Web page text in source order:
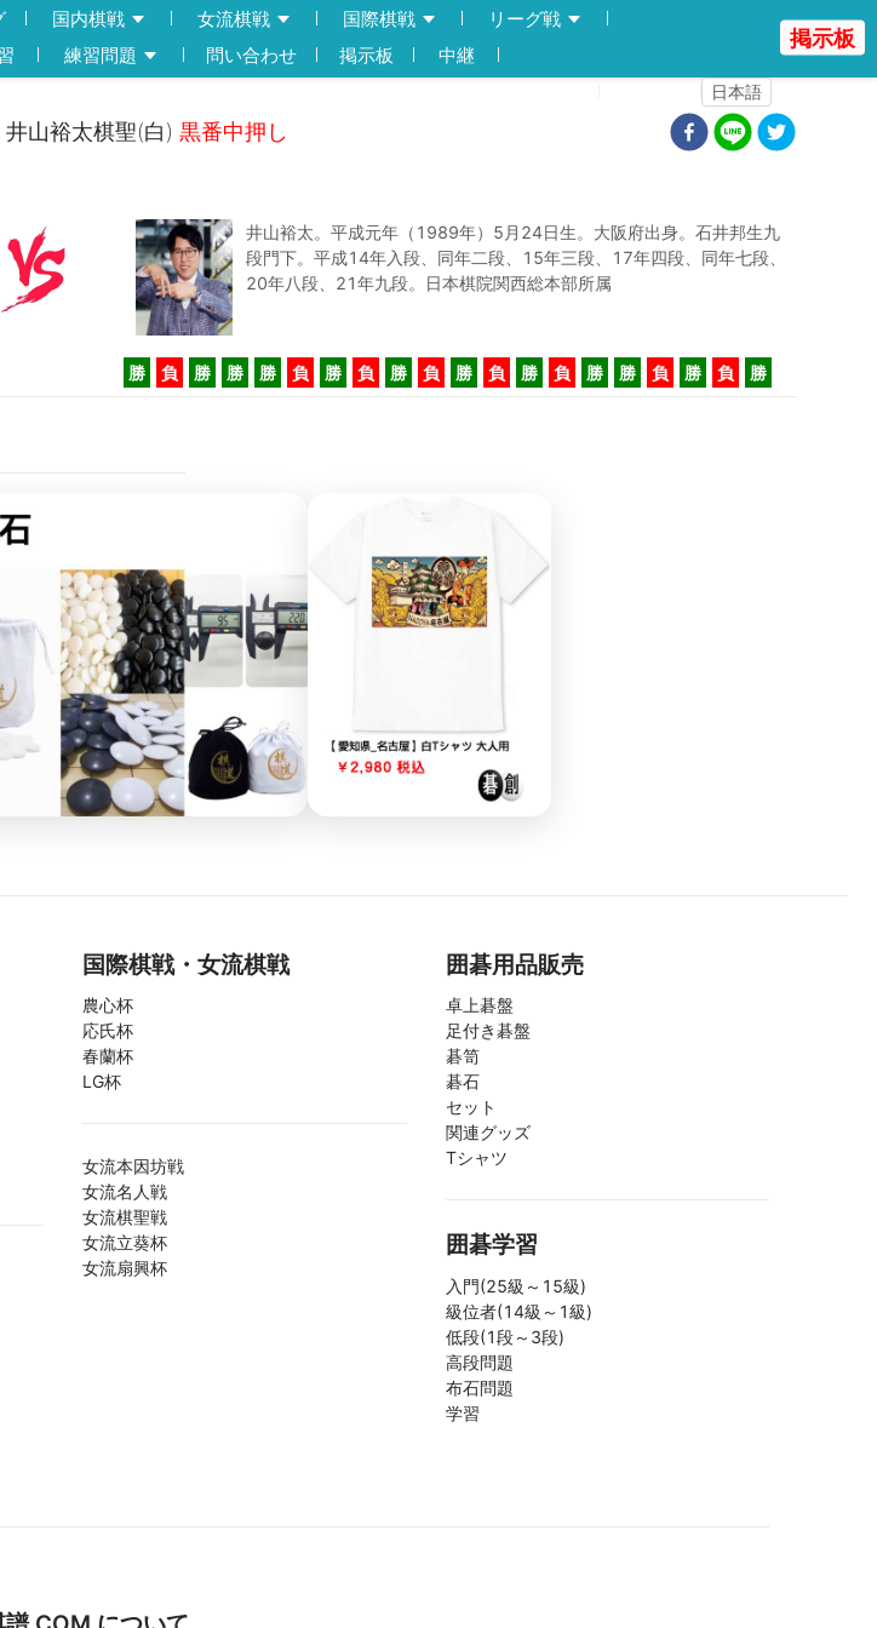
国内棋戦 女流棋戦 国際棋戦
リーグ戦
練習問題 問い合わせ 掲示板
中継
日本語
掲示板
井山裕太棋聖(白)黒番中押し
井山裕太。平成元年（1989年）5月24日生。大阪府出身。石井邦生九
段門下。平成14年入段、同年二段、15年三段、17年四段、同年七段、
20年八段、21年九段。日本棋院関西総本部所属
勝 負 勝 勝 勝 負 勝 負 勝 負 勝 負 勝 負 勝 勝 負 勝 負 勝
国際棋戦・女流棋戦
農心杯
応氏杯
春蘭杯
LG杯
女流本因坊戦
女流名人戦
女流棋聖戦
女流立葵杯
女流扇興杯
囲碁用品販売
卓上碁盤
足付き碁盤
碁笥
碁石
セット
関連グッズ
Tシャツ
囲碁学習
入門(25級～15級)
級位者(14級～1級)
低段(1段～3段)
高段問題
布石問題
学習